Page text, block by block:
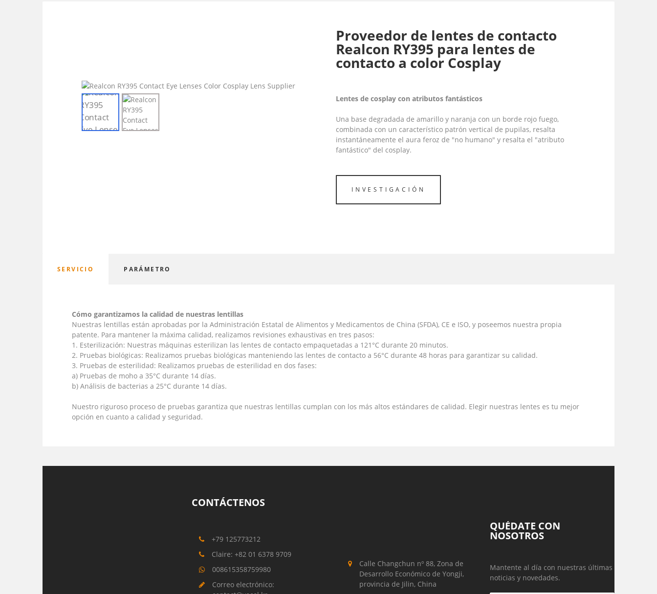
Proveedor de lentes de contacto
Realcon RY395 para lentes de
contacto a color Cosplay
Lentes de cosplay con atributos fantásticos
Una base degradada de amarillo y naranja con un borde rojo fuego,
combinada con un característico patrón vertical de pupilas, resalta
instantáneamente el aura feroz de "no humano" y resalta el "atributo
fantástico" del cosplay.
INVESTIGACIÓN
SERVICIO PARÁMETRO
Cómo garantizamos la calidad de nuestras lentillas
Nuestras lentillas están aprobadas por la Administración Estatal de Alimentos y Medicamentos de China (SFDA), CE e ISO, y poseemos nuestra propia
patente. Para mantener la máxima calidad, realizamos revisiones exhaustivas en tres pasos:
1. Esterilización: Nuestras máquinas esterilizan las lentes de contacto empaquetadas a 121°C durante 20 minutos.
2. Pruebas biológicas: Realizamos pruebas biológicas manteniendo las lentes de contacto a 56°C durante 48 horas para garantizar su calidad.
3. Pruebas de esterilidad: Realizamos pruebas de esterilidad en dos fases:
a) Pruebas de moho a 35°C durante 14 días.
b) Análisis de bacterias a 25°C durante 14 días.
Nuestro riguroso proceso de pruebas garantiza que nuestras lentillas cumplan con los más altos estándares de calidad. Elegir nuestras lentes es tu mejor
opción en cuanto a calidad y seguridad.
CONTÁCTENOS
+79 125773212
Claire: +82 01 6378 9709
008615358759980
Correo electrónico:
Calle Changchun nº 88, Zona de
Desarrollo Económico de Yongji,
provincia de Jilin, China
QUÉDATE CON
NOSOTROS
Mantente al día con nuestras últimas
noticias y novedades.